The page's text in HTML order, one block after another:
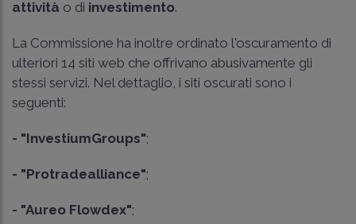
attività o di investimento.
La Commissione ha inoltre ordinato l'oscuramento di
ulteriori 14 siti web che offrivano abusivamente gli
stessi servizi. Nel dettaglio, i siti oscurati sono i
seguenti:
- "InvestiumGroups";
- "Protradealliance";
- "Aureo Flowdex";